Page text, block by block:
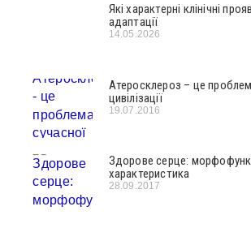
Які характерні клінічні
адаптації
14.05.2026
Атеросклероз – це
цивілізації
19.07.2016
Здорове серце:
характеристика
28.09.2017